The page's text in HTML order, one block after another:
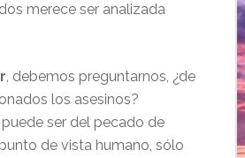
merece ser analizada
, debemos preguntarnos, ¿de
los asesinos?
ser del pecado de
de vista humano, sólo